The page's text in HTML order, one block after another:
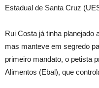
Estadual de Santa Cruz
Rui Costa já tinha planejado
mas manteve em segredo
primeiro mandato, o petista
Alimentos (Ebal), que